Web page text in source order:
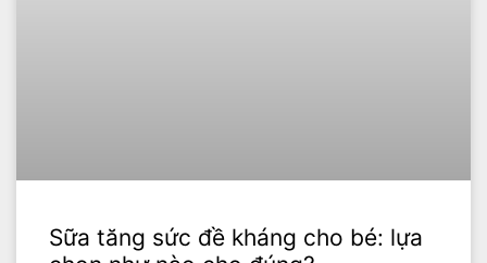
Sữa tăng sức đề kháng cho bé: lựa